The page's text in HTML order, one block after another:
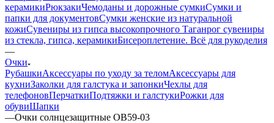
керамикиРюкзакиЧемоданы и дорожные сумкиСумки и
папки для документовСумки женские из натуральной
кожиСувениры из гипса высокопрочного Таганрог сувениры
из стекла, гипса, керамикиБисероплетение. Всё для рукоделия
—
Очки
РубашкиАксессуары по уходу за теломАксессуары для
кухниЗаколки для галстука и запонкиЧехлы для
телефоновПерчаткиПодтяжки и галстукиРожки для
обувиШапки
—Очки солнцезащитные OB59-03